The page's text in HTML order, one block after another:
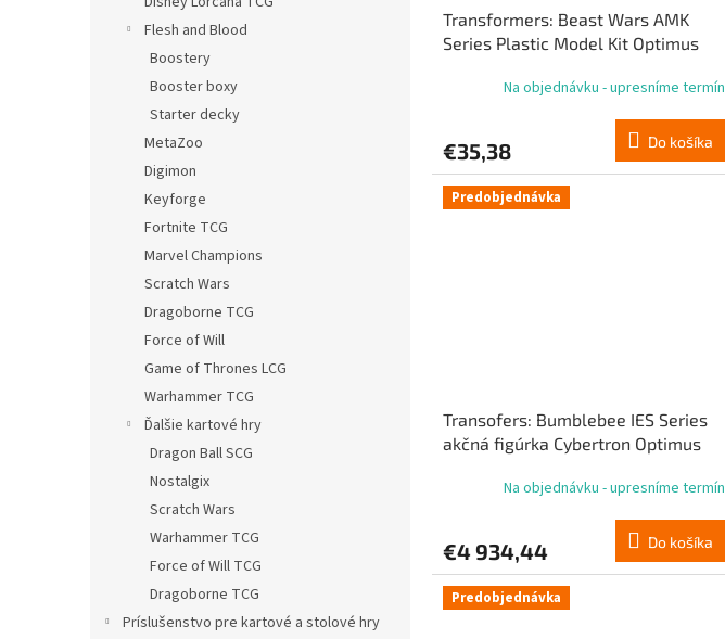
Flesh and Blood
Boostery
Booster boxy
Starter decky
MetaZoo
Digimon
Keyforge
Fortnite TCG
Marvel Champions
Scratch Wars
Dragoborne TCG
Force of Will
Game of Thrones LCG
Warhammer TCG
Ďalšie kartové hry
Dragon Ball SCG
Nostalgix
Scratch Wars
Warhammer TCG
Force of Will TCG
Dragoborne TCG
Príslušenstvo pre kartové a stolové hry
Transformers: Beast Wars AMK
Series Plastic Model Kit Optimus
Na objednávku - upresníme termín
€35,38 Do košíka
Predobjednávka
Transofers: Bumblebee IES Series
akčná figúrka Cybertron Optimus
Na objednávku - upresníme termín
€4 934,44 Do košíka
Predobjednávka